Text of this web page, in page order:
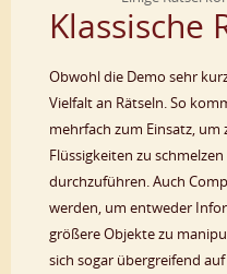
Klassische
Obwohl die Demo sehr
Vielfalt an Rätseln. So
mehrfach zum Einsatz, um
Flüssigkeiten zu
durchzuführen. Auch
werden, um entweder
größere Objekte zu
sich sogar übergreifend